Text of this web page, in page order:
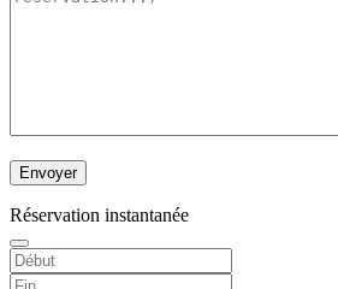
Réservation instantanée